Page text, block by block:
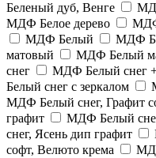
Беленый дуб, Венге
МДФ Белое дерево
МДФ Белый
МДФ
матовый
МДФ Белый
снег
МДФ Белый снег +
Белый снег с зеркалом
МДФ Белый снег, Графит
графит
МДФ Белый
снег, Ясень дип графит
софт, Велюто крема